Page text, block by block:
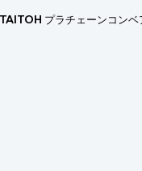
TAITOH プラチェーンコンベ